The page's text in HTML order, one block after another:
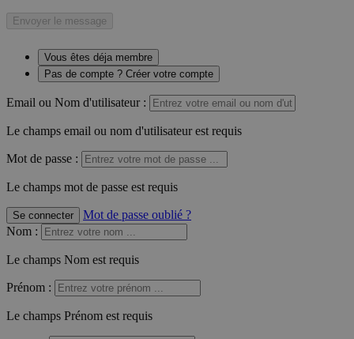
Envoyer le message
Vous êtes déja membre
Pas de compte ? Créer votre compte
Email ou Nom d'utilisateur :
Le champs email ou nom d'utilisateur est requis
Mot de passe :
Le champs mot de passe est requis
Se connecter
Mot de passe oublié ?
Nom :
Le champs Nom est requis
Prénom :
Le champs Prénom est requis